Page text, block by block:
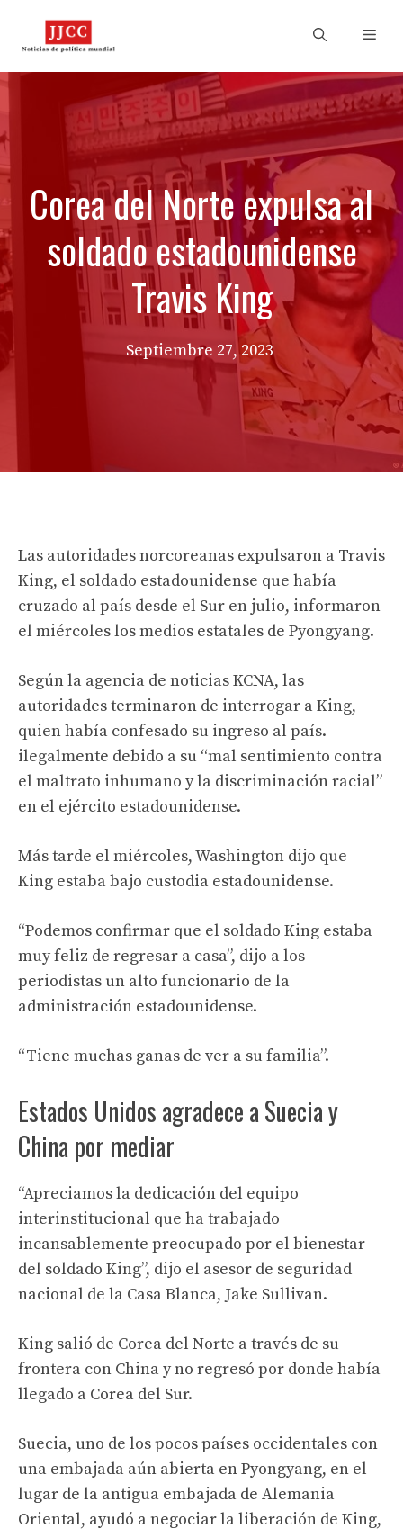
Corea del Norte expulsa al
soldado estadounidense
Travis King
Septiembre 27, 2023
Las autoridades norcoreanas expulsaron a Travis
King, el soldado estadounidense que había
cruzado al país desde el Sur en julio, informaron
el miércoles los medios estatales de Pyongyang.
Según la agencia de noticias KCNA, las
autoridades terminaron de interrogar a King,
quien había confesado su ingreso al país.
ilegalmente debido a su “mal sentimiento contra
el maltrato inhumano y la discriminación racial”
en el ejército estadounidense.
Más tarde el miércoles, Washington dijo que
King estaba bajo custodia estadounidense.
“Podemos confirmar que el soldado King estaba
muy feliz de regresar a casa”, dijo a los
periodistas un alto funcionario de la
administración estadounidense.
“Tiene muchas ganas de ver a su familia”.
Estados Unidos agradece a Suecia y
China por mediar
“Apreciamos la dedicación del equipo
interinstitucional que ha trabajado
incansablemente preocupado por el bienestar
del soldado King”, dijo el asesor de seguridad
nacional de la Casa Blanca, Jake Sullivan.
King salió de Corea del Norte a través de su
frontera con China y no regresó por donde había
llegado a Corea del Sur.
Suecia, uno de los pocos países occidentales con
una embajada aún abierta en Pyongyang, en el
lugar de la antigua embajada de Alemania
Oriental, ayudó a negociar la liberación de King,